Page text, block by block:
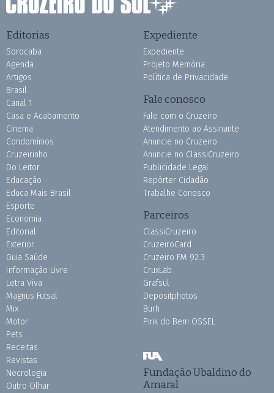
Editorias
Sorocaba
Agenda
Artigos
Brasil
Canal 1
Casa e Acabamento
Cinema
Condomínios
Cruzeirinho
Do Leitor
Educação
Educa Mais Brasil
Esporte
Economia
Editorial
Exterior
Guia Saúde
Informação Livre
Letra Viva
Magnus Futsal
Mix
Motor
Pets
Receitas
Revistas
Necrologia
Outro Olhar
Expediente
Expediente
Projeto Memória
Política de Privacidade
Fale conosco
Fale com o Cruzeiro
Atendimento ao Assinante
Anuncie no Cruzeiro
Anuncie no ClassiCruzeiro
Publicidade Legal
Repórter Cidadão
Trabalhe Conosco
Parceiros
ClassiCruzeiro
CruzeiroCard
Cruzeiro FM 92.3
CruxLab
Grafsul
Depositphotos
Burh
Pink do Bem OSSEL
Fundação Ubaldino do
Amaral